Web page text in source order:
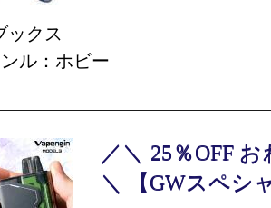
ックス
ル：ホビー
／＼ 25％OFF
＼ 【GWスペシ